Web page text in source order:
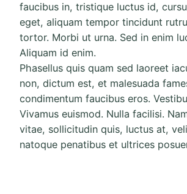
faucibus in, tristique luctus id,
eget, aliquam tempor tincidunt
tortor. Morbi ut urna. Sed in enim
Aliquam id enim.
Phasellus quis quam sed laoreet
non, dictum est, et malesuada
condimentum faucibus eros.
Vivamus euismod. Nulla facilisi.
vitae, sollicitudin quis, luctus at,
natoque penatibus et ultrices